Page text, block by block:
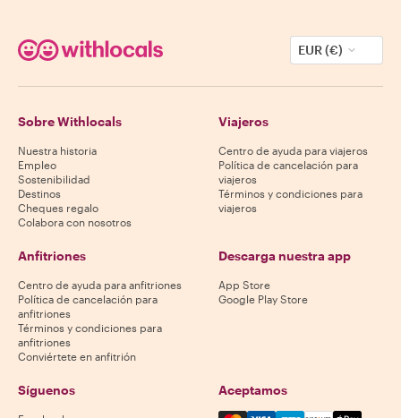
EUR (€)
Sobre Withlocals
Nuestra historia
Empleo
Sostenibilidad
Destinos
Cheques regalo
Colabora con nosotros
Viajeros
Centro de ayuda para viajeros
Política de cancelación para
viajeros
Términos y condiciones para
viajeros
Anfitriones
Centro de ayuda para anfitriones
Política de cancelación para
anfitriones
Términos y condiciones para
anfitriones
Conviértete en anfitrión
Descarga nuestra app
App Store
Google Play Store
Síguenos Aceptamos